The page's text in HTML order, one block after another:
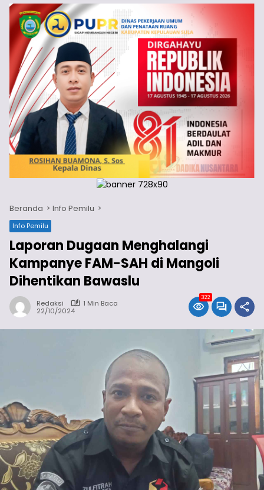
Beranda Info Pemilu
Info Pemilu
Laporan Dugaan Menghalangi
Kampanye FAM-SAH di Mangoli
Dihentikan Bawaslu
Redaksi
1 Min Baca
22/10/2024
322